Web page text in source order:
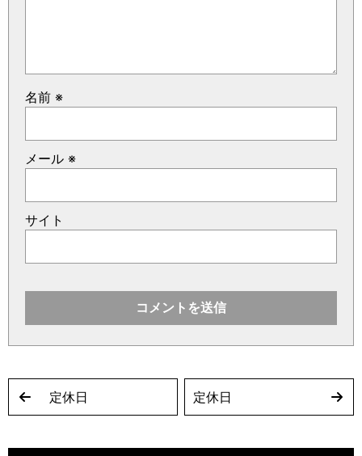
名前 ※
メール ※
サイト
定休日 定休日